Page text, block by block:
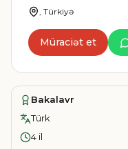
, Türkiyə
Müraciət et
Bakalavr
Türk
4 il